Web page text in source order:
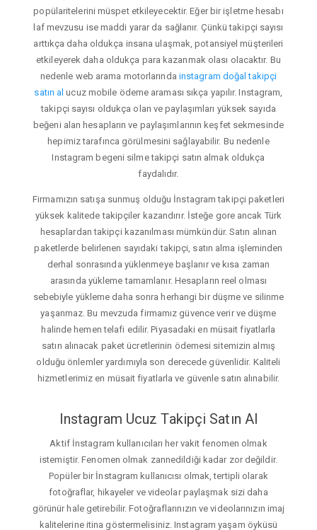
popülaritelerini müspet etkileyecektir. Eğer bir işletme hesabı
laf mevzusu ise maddi yarar da sağlanır. Çünkü takipçi sayısı
arttıkça daha oldukça insana ulaşmak, potansiyel müşterileri
etkileyerek daha oldukça para kazanmak olası olacaktır. Bu
nedenle web arama motorlarında instagram doğal takipçi
satın al ucuz mobile ödeme araması sıkça yapılır. Instagram,
takipçi sayısı oldukça olan ve paylaşımları yüksek sayıda
beğeni alan hesapların ve paylaşımlarının keşfet sekmesinde
hepimiz tarafınca görülmesini sağlayabilir. Bu nedenle
Instagram begeni silme takipçi satın almak oldukça
faydalıdır.
Firmamızın satışa sunmuş olduğu İnstagram takipçi paketleri
yüksek kalitede takipçiler kazandırır. İsteğe gore ancak Türk
hesaplardan takipçi kazanılması mümkündür. Satın alınan
paketlerde belirlenen sayıdaki takipçi, satın alma işleminden
derhal sonrasında yüklenmeye başlanır ve kısa zaman
arasında yükleme tamamlanır. Hesapların reel olması
sebebiyle yükleme daha sonra herhangi bir düşme ve silinme
yaşanmaz. Bu mevzuda firmamız güvence verir ve düşme
halinde hemen telafi edilir. Piyasadaki en müsait fiyatlarla
satın alınacak paket ücretlerinin ödemesi sitemizin almış
olduğu önlemler yardımıyla son derecede güvenlidir. Kaliteli
hizmetlerimiz en müsait fiyatlarla ve güvenle satın alınabilir.
Instagram Ucuz Takipçi Satın Al
Aktif İnstagram kullanıcıları her vakit fenomen olmak
istemiştir. Fenomen olmak zannedildiği kadar zor değildir.
Popüler bir İnstagram kullanıcısı olmak, tertipli olarak
fotoğraflar, hikayeler ve videolar paylaşmak sizi daha
görünür hale getirebilir. Fotoğraflarınızın ve videolarınızın imaj
kalitelerine itina göstermelisiniz. Instagram yaşam öyküsü